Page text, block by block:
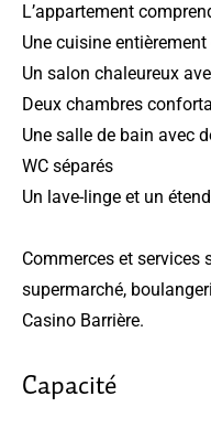
L’appartement
Une cuisine entièrement
Un salon chaleureux
Deux chambres
Une salle de bain avec
WC séparés
Un lave-linge et un
Commerces et services
supermarché,
Casino Barrière.
Capacité